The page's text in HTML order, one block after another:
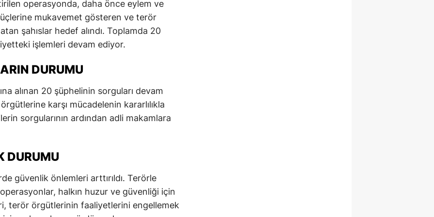
operasyonda, daha önce eylem ve
mukavemet gösteren ve terör
şahıslar hedef alındı. Toplamda 20
işlemleri devam ediyor.
DURUMU
alınan 20 şüphelinin sorguları devam
karşı mücadelenin kararlılıkla
sorgularının ardından adli makamlara
DURUMU
güvenlik önlemleri arttırıldı. Terörle
halkın huzur ve güvenliği için
terör örgütlerinin faaliyetlerini engellemek